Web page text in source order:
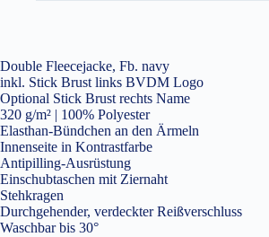
Double Fleecejacke, Fb. navy
inkl. Stick Brust links BVDM Logo
Optional Stick Brust rechts Name
320 g/m² | 100% Polyester
Elasthan-Bündchen an den Ärmeln
Innenseite in Kontrastfarbe
Antipilling-Ausrüstung
Einschubtaschen mit Ziernaht
Stehkragen
Durchgehender, verdeckter Reißverschluss
Waschbar bis 30°